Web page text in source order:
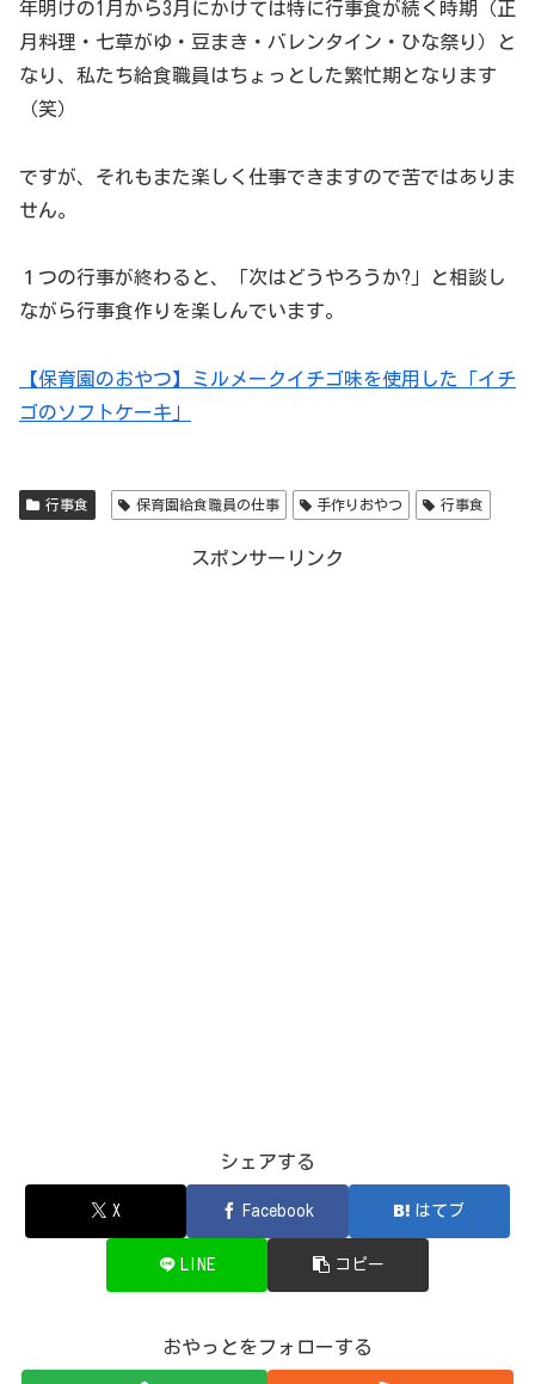
年明けの1月から3月にかけては特に行事食が続く時期（正
月料理・七草がゆ・豆まき・バレンタイン・ひな祭り）と
なり、私たち給食職員はちょっとした繁忙期となります
（笑）
ですが、それもまた楽しく仕事できますので苦ではありま
せん。
１つの行事が終わると、「次はどうやろうか?」と相談し
ながら行事食作りを楽しんでいます。
【保育園のおやつ】ミルメークイチゴ味を使用した「イチ
ゴのソフトケーキ」
行事食 保育園給食職員の仕事 手作りおやつ 行事食
スポンサーリンク
シェアする
X Facebook はてブ
LINE コピー
おやっとをフォローする